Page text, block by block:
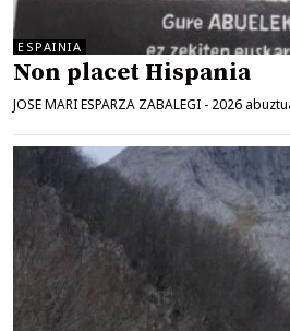
ESPAINIA
Non placet Hispania
JOSE MARI ESPARZA ZABALEGI - 2026